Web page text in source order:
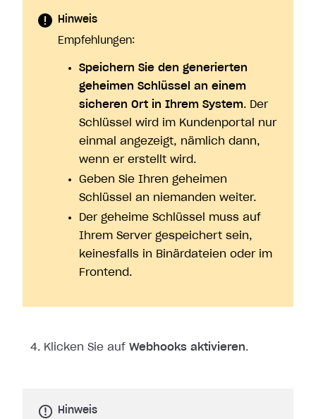
Hinweis
Empfehlungen:
Speichern Sie den generierten
geheimen Schlüssel an einem
sicheren Ort in Ihrem System. Der
Schlüssel wird im Kundenportal nur
einmal angezeigt, nämlich dann,
wenn er erstellt wird.
Geben Sie Ihren geheimen
Schlüssel an niemanden weiter.
Der geheime Schlüssel muss auf
Ihrem Server gespeichert sein,
keinesfalls in Binärdateien oder im
Frontend.
Klicken Sie auf Webhooks aktivieren.
Hinweis